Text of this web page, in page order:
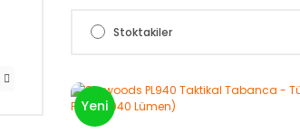
Stoktakiler
Yeni